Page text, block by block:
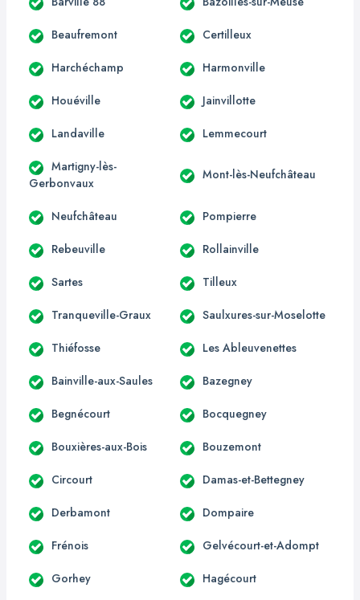
Beaufremont Certilleux
Harchéchamp Harmonville
Houéville Jainvillotte
Landaville Lemmecourt
Martigny-lès-
Gerbonvaux
Mont-lès-Neufchâteau
Neufchâteau Pompierre
Rebeuville Rollainville
Sartes Tilleux
Tranqueville-Graux Saulxures-sur-Moselotte
Thiéfosse Les Ableuvenettes
Bainville-aux-Saules Bazegney
Begnécourt Bocquegney
Bouxières-aux-Bois Bouzemont
Circourt Damas-et-Bettegney
Derbamont Dompaire
Frénois Gelvécourt-et-Adompt
Gorhey Hagécourt